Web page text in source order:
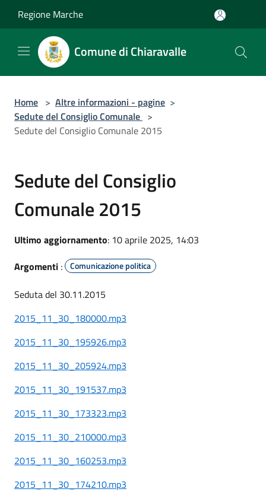
Regione Marche
Comune di Chiaravalle
Home > Altre informazioni - pagine >
Sedute del Consiglio Comunale >
Sedute del Consiglio Comunale 2015
Sedute del Consiglio
Comunale 2015
Ultimo aggiornamento: 10 aprile 2025, 14:03
Argomenti : Comunicazione politica
Seduta del 30.11.2015
2015_11_30_180000.mp3
2015_11_30_195926.mp3
2015_11_30_205924.mp3
2015_11_30_191537.mp3
2015_11_30_173323.mp3
2015_11_30_210000.mp3
2015_11_30_160253.mp3
2015_11_30_174210.mp3